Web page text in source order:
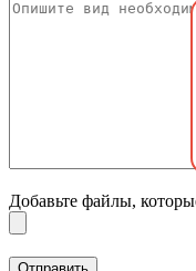
Добавьте файлы,